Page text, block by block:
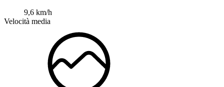
9,6 km/h
Velocità media